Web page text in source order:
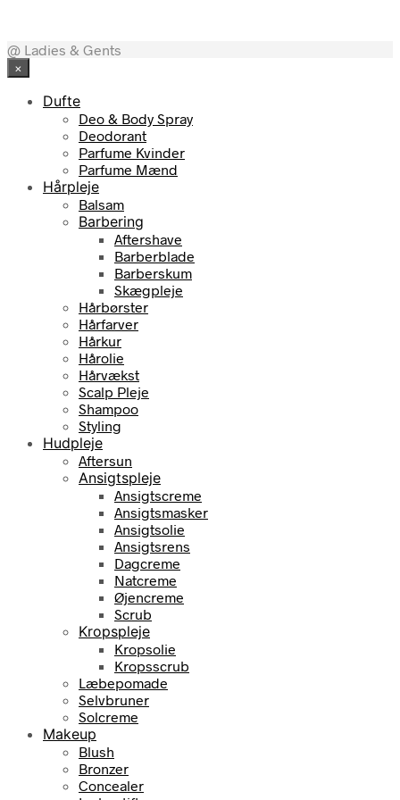
@ Ladies & Gents
×
Dufte
Deo & Body Spray
Deodorant
Parfume Kvinder
Parfume Mænd
Hårpleje
Balsam
Barbering
Aftershave
Barberblade
Barberskum
Skægpleje
Hårbørster
Hårfarver
Hårkur
Hårolie
Hårvækst
Scalp Pleje
Shampoo
Styling
Hudpleje
Aftersun
Ansigtspleje
Ansigtscreme
Ansigtsmasker
Ansigtsolie
Ansigtsrens
Dagcreme
Natcreme
Øjencreme
Scrub
Kropspleje
Kropsolie
Kropsscrub
Læbepomade
Selvbruner
Solcreme
Makeup
Blush
Bronzer
Concealer